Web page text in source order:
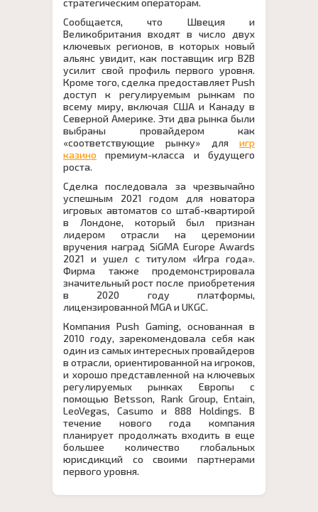
Сообщается, что Швеция и
Великобритания входят в число двух
ключевых регионов, в которых новый
альянс увидит, как поставщик игр B2B
усилит свой профиль первого уровня.
Кроме того, сделка предоставляет Push
доступ к регулируемым рынкам по
всему миру, включая США и Канаду в
Северной Америке. Эти два рынка были
выбраны провайдером как
«соответствующие рынку» для игр
казино премиум-класса и будущего
роста.
Сделка последовала за чрезвычайно
успешным 2021 годом для новатора
игровых автоматов со штаб-квартирой
в Лондоне, который был признан
лидером отрасли на церемонии
вручения наград SiGMA Europe Awards
2021 и ушел с титулом «Игра года».
Фирма также продемонстрировала
значительный рост после приобретения
в 2020 году платформы,
лицензированной MGA и UKGC.
Компания Push Gaming, основанная в
2010 году, зарекомендовала себя как
один из самых интересных провайдеров
в отрасли, ориентированной на игроков,
и хорошо представленной ​​на ключевых
регулируемых рынках Европы с
помощью Betsson, Rank Group, Entain,
LeoVegas, Casumo и 888 Holdings. В
течение нового года компания
планирует продолжать входить в еще
большее количество глобальных
юрисдикций со своими партнерами
первого уровня.